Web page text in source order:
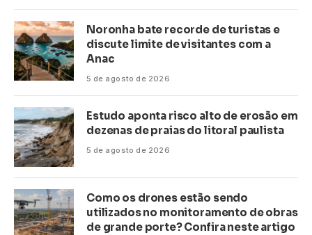
Noronha bate recorde de turistas e
discute limite de visitantes com a
Anac
5 de agosto de 2026
Estudo aponta risco alto de erosão em
dezenas de praias do litoral paulista
5 de agosto de 2026
Como os drones estão sendo
utilizados no monitoramento de obras
de grande porte? Confira neste artigo